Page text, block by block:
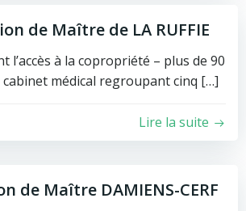
de Maître de LA RUFFIE
l’accès à la copropriété – plus de 90
médical regroupant cinq […]
Lire la suite
de Maître DAMIENS-CERF